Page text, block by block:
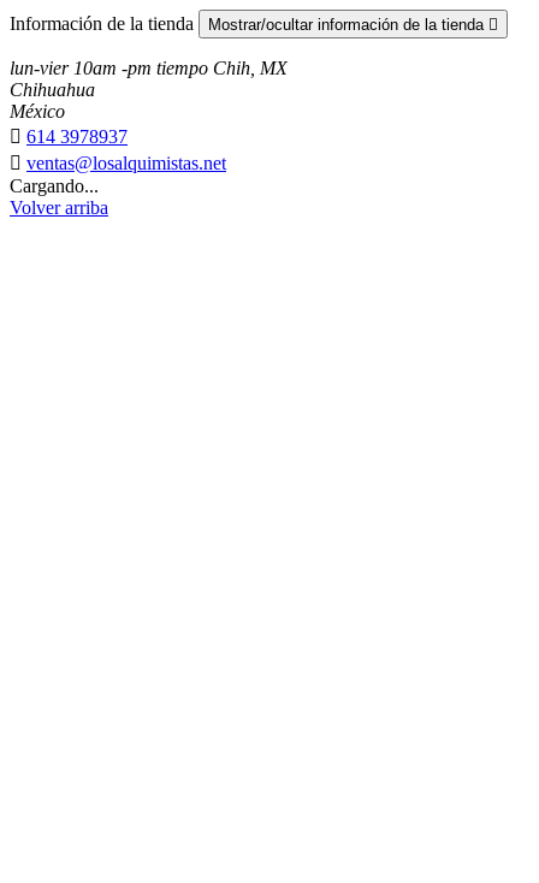
Información de la tienda Mostrar/ocultar información de la tienda 
lun-vier 10am -pm tiempo Chih, MX
Chihuahua
México
 614 3978937
 ventas@losalquimistas.net
Cargando...
Volver arriba